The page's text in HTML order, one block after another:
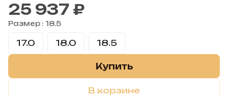
25 937 ₽
Размер : 18.5
17.0 18.0 18.5
Купить
В корзине